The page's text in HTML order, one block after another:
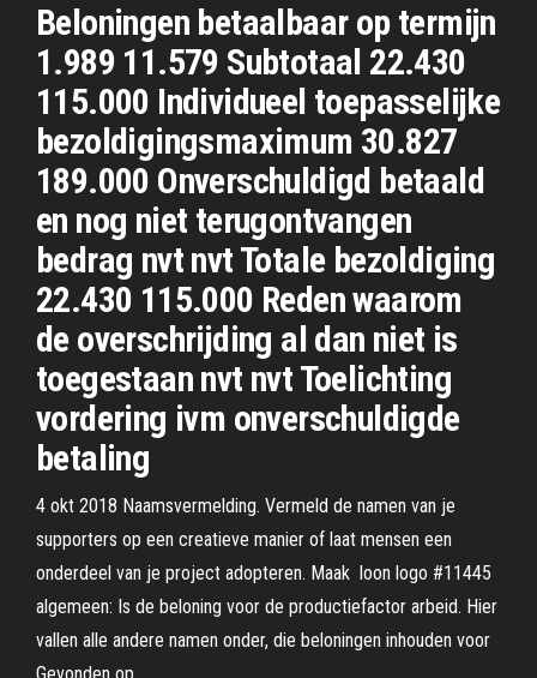
Beloningen betaalbaar op termijn
1.989 11.579 Subtotaal 22.430
115.000 Individueel toepasselijke
bezoldigingsmaximum 30.827
189.000 Onverschuldigd betaald
en nog niet terugontvangen
bedrag nvt nvt Totale bezoldiging
22.430 115.000 Reden waarom
de overschrijding al dan niet is
toegestaan nvt nvt Toelichting
vordering ivm onverschuldigde
betaling
4 okt 2018 Naamsvermelding. Vermeld de namen van je
supporters op een creatieve manier of laat mensen een
onderdeel van je project adopteren. Maak loon logo #11445
algemeen: Is de beloning voor de productiefactor arbeid. Hier
vallen alle andere namen onder, die beloningen inhouden voor